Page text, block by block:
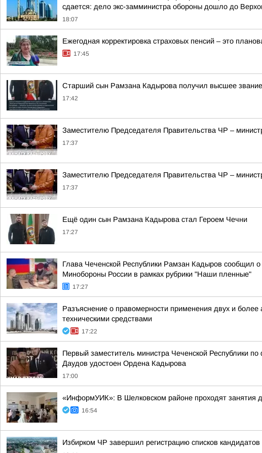
сдается: дело экс-замминистра обороны дошло до
18:07
Ежегодная корректировка страховых пенсий – это
17:45
Старший сын Рамзана Кадырова получил высшее звание
17:42
Заместителю Председателя Правительства ЧР –
17:37
Заместителю Председателя Правительства ЧР –
17:37
Ещё один сын Рамзана Кадырова стал Героем Чечни
17:27
Глава Чеченской Республики Рамзан Кадыров сообщил
Минобороны России в рамках рубрики "Наши пленные"
17:27
Разъяснение о правомерности применения двух и
техническими средствами
17:22
Первый заместитель министра Чеченской Республики
Даудов удостоен Ордена Кадырова
17:00
«ИнформУИК»: В Шелковском районе проходят занятия
16:54
Избирком ЧР завершил регистрацию списков